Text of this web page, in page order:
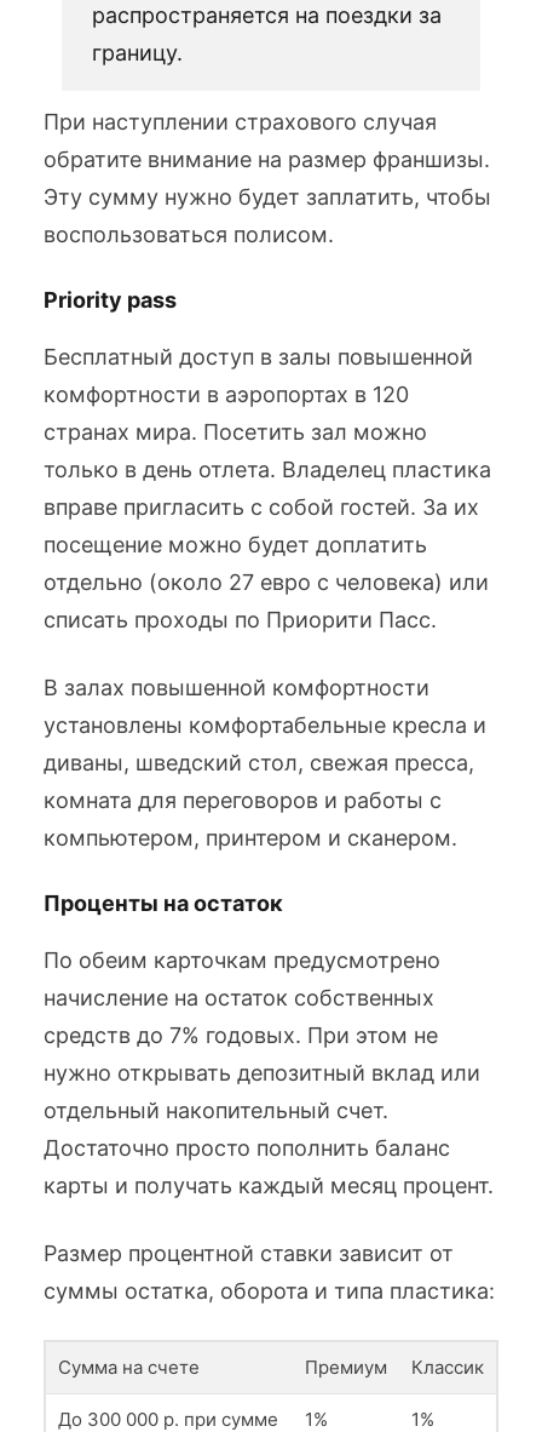
распространяется на поездки за
границу.
При наступлении страхового случая
обратите внимание на размер франшизы.
Эту сумму нужно будет заплатить, чтобы
воспользоваться полисом.
Priority pass
Бесплатный доступ в залы повышенной
комфортности в аэропортах в 120
странах мира. Посетить зал можно
только в день отлета. Владелец пластика
вправе пригласить с собой гостей. За их
посещение можно будет доплатить
отдельно (около 27 евро с человека) или
списать проходы по Приорити Пасс.
В залах повышенной комфортности
установлены комфортабельные кресла и
диваны, шведский стол, свежая пресса,
комната для переговоров и работы с
компьютером, принтером и сканером.
Проценты на остаток
По обеим карточкам предусмотрено
начисление на остаток собственных
средств до 7% годовых. При этом не
нужно открывать депозитный вклад или
отдельный накопительный счет.
Достаточно просто пополнить баланс
карты и получать каждый месяц процент.
Размер процентной ставки зависит от
суммы остатка, оборота и типа пластика:
Сумма на счете Премиум Классик
До 300 000 р. при сумме 1% 1%